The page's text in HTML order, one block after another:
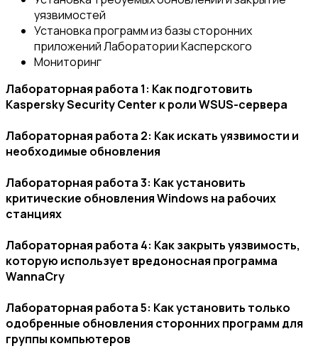
уязвимостей
Установка программ из базы сторонних
приложений Лаборатории Касперского
Мониторинг
Лабораторная работа 1: Как подготовить
Kaspersky Security Center к роли WSUS-сервера
Лабораторная работа 2: Как искать уязвимости и
необходимые обновления
Лабораторная работа 3: Как установить
критические обновления Windows на рабочих
станциях
Лабораторная работа 4: Как закрыть уязвимость,
которую использует вредоносная программа
WannaCry
Лабораторная работа 5: Как установить только
одобренные обновления сторонних программ для
группы компьютеров